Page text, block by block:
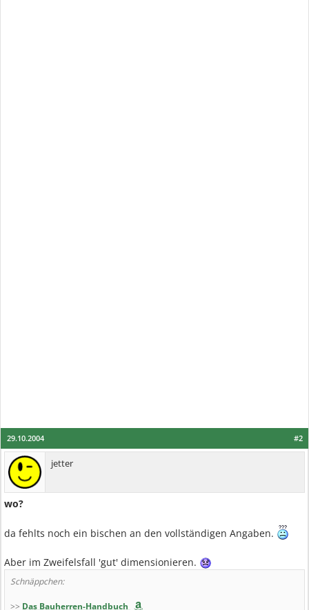
#2
29.10.2004
jetter
wo?
da fehlts noch ein bischen an den vollständigen Angaben.
Aber im Zweifelsfall 'gut' dimensionieren.
Schnäppchen:
>> Das Bauherren-Handbuch